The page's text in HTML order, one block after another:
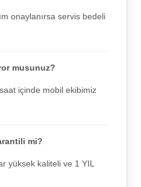
onaylanırsa servis bedeli
musunuz?
içinde mobil ekibimiz
mi?
yüksek kaliteli ve 1 YIL